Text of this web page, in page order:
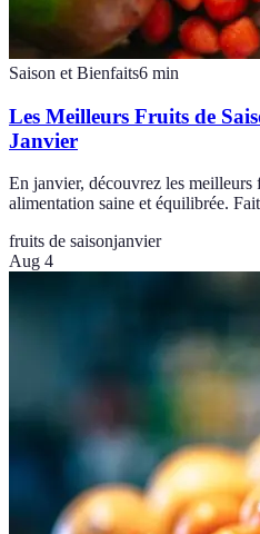
Saison et Bienfaits6 min
Les Meilleurs Fruits de
Janvier
En janvier, découvrez les meilleurs
alimentation saine et équilibrée.
fruits de saisonjanvier
Aug 4